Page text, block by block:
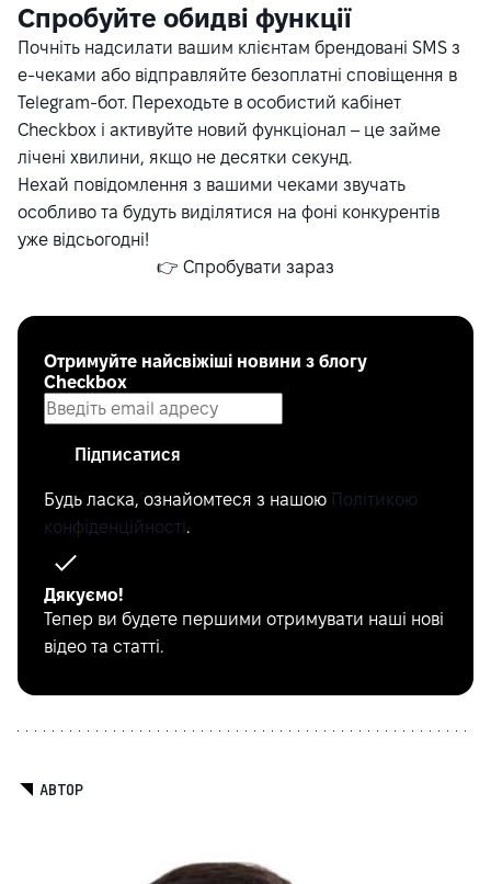
Спробуйте обидві функції
Почніть надсилати вашим клієнтам брендовані SMS з
е-чеками або відправляйте безоплатні сповіщення в
Telegram-бот. Переходьте в особистий кабінет
Checkbox і активуйте новий функціонал – це займе
лічені хвилини, якщо не десятки секунд.
Нехай повідомлення з вашими чеками звучать
особливо та будуть виділятися на фоні конкурентів
уже відсьогодні!
👉 Спробувати зараз
Отримуйте найсвіжіші новини з блогу
Checkbox
Підписатися
Будь ласка, ознайомтеся з нашою Політикою
конфіденційності.
Дякуємо!
Тепер ви будете першими отримувати наші нові
відео та статті.
АВТОР